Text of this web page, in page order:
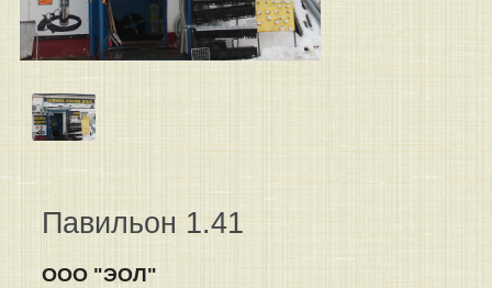
Павильон 1.41
ООО "ЭОЛ"